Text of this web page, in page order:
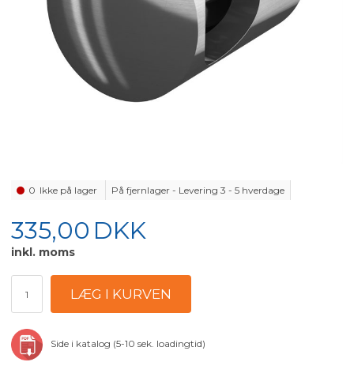
0 Ikke på lager På fjernlager - Levering 3 - 5 hverdage
335,00 DKK
inkl. moms
Side i katalog (5-10 sek. loadingtid)